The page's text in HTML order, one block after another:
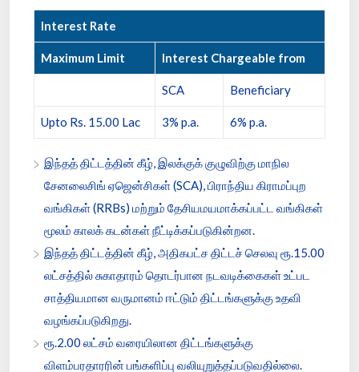
Interest Rate
Maximum Limit Interest Chargeable from
SCA Beneficiary
Upto Rs. 15.00 Lac 3% p.a. 6% p.a.
இந்தத் திட்டத்தின் கீழ், இலக்குக் குழுவிற்கு மாநில
சேனலைசிங் ஏஜென்சிகள் (SCA), பிராந்திய கிராமப்புற
வங்கிகள் (RRBs) மற்றும் தேசியமயமாக்கப்பட்ட வங்கிகள்
மூலம் காலக் கடன்கள் நீட்டிக்கப்படுகின்றன.
இந்தத் திட்டத்தின் கீழ், அதிகபட்ச திட்டச் செலவு ரூ.15.00
லட்சத்தில் சுகாதாரம் தொடர்பான நடவடிக்கைகள் உட்பட
சாத்தியமான வருமானம் ஈட்டும் திட்டங்களுக்கு உதவி
வழங்கப்படுகிறது.
ரூ.2.00 லட்சம் வரையிலான திட்டங்களுக்கு
விளம்பரதாரரின் பங்களிப்பு வலியுறுத்தப்படுவதில்லை.